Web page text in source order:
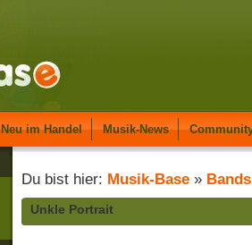
Neu im Handel Musik-News
Du bist hier: Musik-Base » Bands
Unkle Portrait